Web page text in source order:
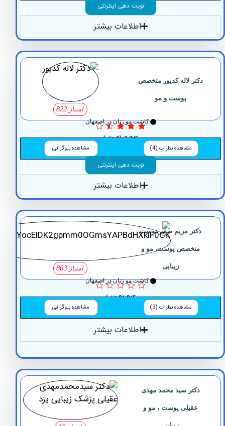
نوبت دهی اینترنتی
اطلاعات بیشتر
لاله کدیور متخصص
پوست و مو
کاشت مو زنان در اصفهان
3.7/5 (3 نظر)
مشاهده نظرات (4) مشاهده بیوگرافی
نوبت دهی اینترنتی
اطلاعات بیشتر
مریم صفر دوست
متخصص پوست، مو و
کاشت مو زنان در اصفهان
0/5 (0 نظر)
مشاهده نظرات (3) مشاهده بیوگرافی
اطلاعات بیشتر
دکتر سید محمد مهدی
عقیلی پوست ، مو و